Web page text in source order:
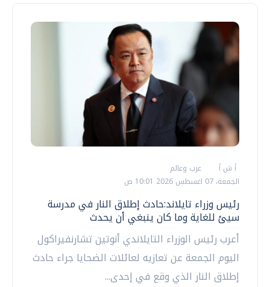
أ ش أ
عرب وعالم
الجمعة، 07 اغسطس 2026 10:01 ص
رئيس وزراء تايلاند:حادث إطلاق النار في مدرسة
سيئ للغاية وما كان ينبغي أن يحدث
أعرب رئيس الوزراء التايلاندي أنوتين تشارنفيراكول
اليوم الجمعة عن تعازيه لعائلات الضحايا جراء حادث
إطلاق النار الذي وقع في إحدى...